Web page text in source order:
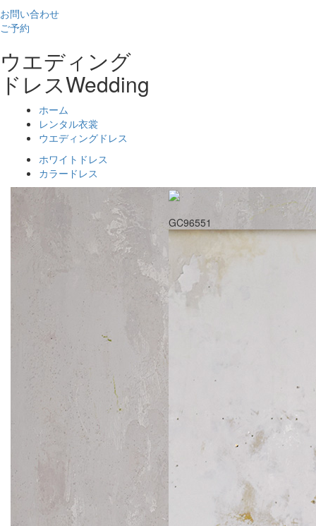
お問い合わせ
ご予約
ウエディング
ドレスWedding
ホーム
レンタル衣裳
ウエディングドレス
ホワイトドレス
カラードレス
GC96551